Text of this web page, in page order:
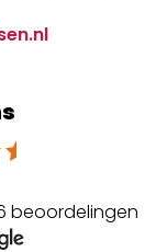
uit 5
beoordelingen